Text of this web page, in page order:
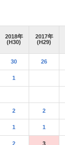
2018年
(H30)
2017年
(H29)
30 26
1
2 2
1 1
2 3